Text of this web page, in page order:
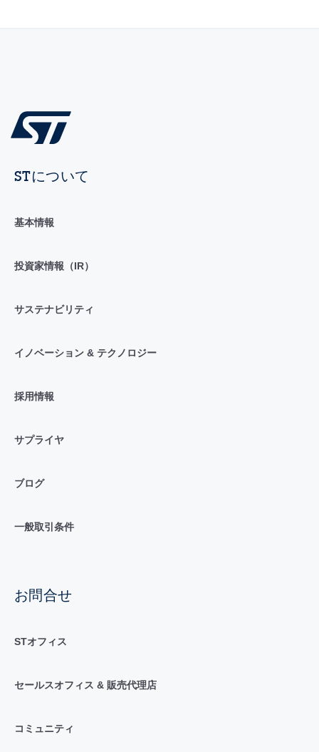
STについて
基本情報
投資家情報（IR）
サステナビリティ
イノベーション & テクノロジー
採用情報
サプライヤ
ブログ
一般取引条件
お問合せ
STオフィス
セールスオフィス & 販売代理店
コミュニティ